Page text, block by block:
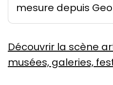
mesure depuis
Découvrir la scène
musées, galeries,